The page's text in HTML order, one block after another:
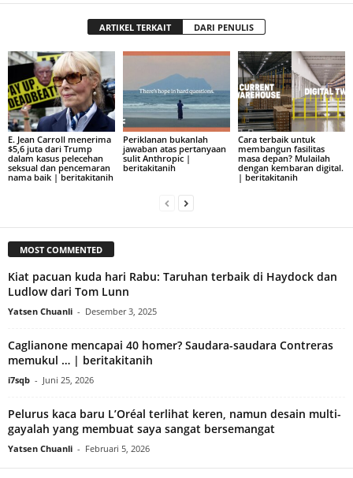
ARTIKEL TERKAIT DARI PENULIS
E. Jean Carroll menerima
$5,6 juta dari Trump
dalam kasus pelecehan
seksual dan pencemaran
nama baik | beritakitanih
Periklanan bukanlah
jawaban atas pertanyaan
sulit Anthropic |
beritakitanih
Cara terbaik untuk
membangun fasilitas
masa depan? Mulailah
dengan kembaran digital.
| beritakitanih
MOST COMMENTED
Kiat pacuan kuda hari Rabu: Taruhan terbaik di Haydock dan
Ludlow dari Tom Lunn
Yatsen Chuanli - Desember 3, 2025
Caglianone mencapai 40 homer? Saudara-saudara Contreras
memukul … | beritakitanih
i7sqb - Juni 25, 2026
Pelurus kaca baru L’Oréal terlihat keren, namun desain multi-
gayalah yang membuat saya sangat bersemangat
Yatsen Chuanli - Februari 5, 2026